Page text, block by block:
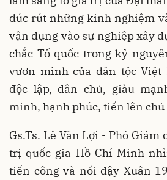
đúc rút những kinh nghiệm
vận dụng vào sự nghiệp xây
chắc Tổ quốc trong kỷ
vươn mình của dân tộc Việt
độc lập, dân chủ, giàu
minh, hạnh phúc, tiến lên
Gs.Ts. Lê Văn Lợi - Phó
trị quốc gia Hồ Chí Minh
tiến công và nổi dậy Xuân